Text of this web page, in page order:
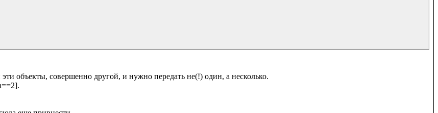
объекты, совершенно другой, и нужно передать не(!) один, а несколько.